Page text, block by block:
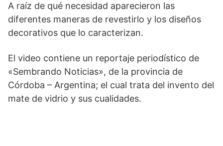
A raíz de qué necesidad aparecieron las
diferentes maneras de revestirlo y los diseños
decorativos que lo caracterizan.
El video contiene un reportaje periodístico de
«Sembrando Noticias», de la provincia de
Córdoba – Argentina; el cual trata del invento del
mate de vidrio y sus cualidades.